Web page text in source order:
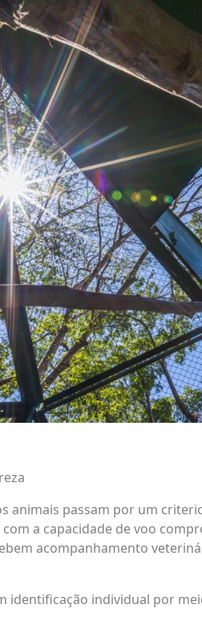
animais passam por um
a capacidade de voo
acompanhamento
identificação individual por